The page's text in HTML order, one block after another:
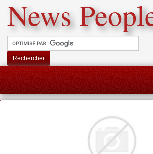
News
Rechercher